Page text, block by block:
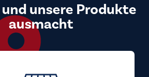
unsere Produkte
ausmacht